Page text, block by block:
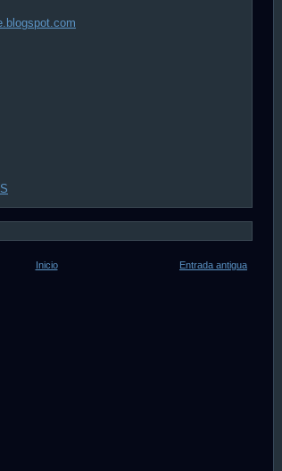
Entrada antigua
Inicio